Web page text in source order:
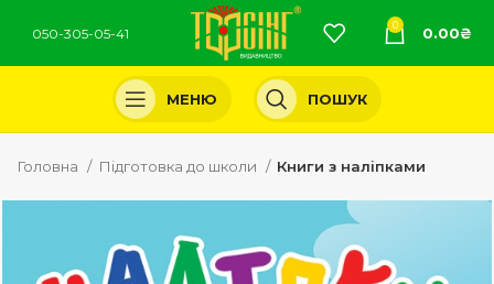
050-305-05-41
0 0.00₴
МЕНЮ ПОШУК
Головна Підготовка до школи Книги з наліпками